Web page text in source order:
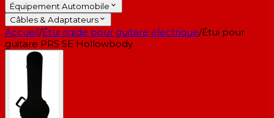
Équipement Automobile
Câbles & Adaptateurs
Accueil/Étui rigide pour guitare électrique/Étui pour
guitare PRS SE Hollowbody